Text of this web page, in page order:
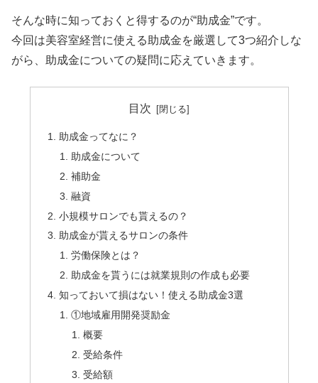
そんな時に知っておくと得するのが“助成金”です。
今回は美容室経営に使える助成金を厳選して3つ紹介しな
がら、助成金についての疑問に応えていきます。
目次
助成金ってなに？
助成金について
補助金
融資
小規模サロンでも貰えるの？
助成金が貰えるサロンの条件
労働保険とは？
助成金を貰うには就業規則の作成も必要
知っておいて損はない！使える助成金3選
①地域雇用開発奨励金
概要
受給条件
受給額